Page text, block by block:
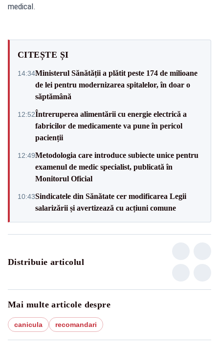
medical.
CITEȘTE ȘI
14:34Ministerul Sănătății a plătit peste 174 de milioane
de lei pentru modernizarea spitalelor, în doar o
săptămână
12:52Întreruperea alimentării cu energie electrică a
fabricilor de medicamente va pune în pericol
pacienții
12:49Metodologia care introduce subiecte unice pentru
examenul de medic specialist, publicată în
Monitorul Oficial
10:43Sindicatele din Sănătate cer modificarea Legii
salarizării și avertizează cu acțiuni comune
Distribuie articolul
Mai multe articole despre
canicula recomandari